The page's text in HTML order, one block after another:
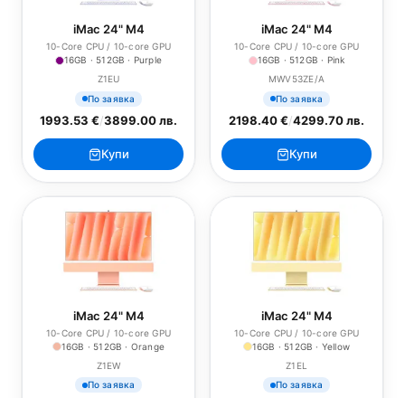
iMac 24" M4
10-Core CPU / 10-core GPU
16GB · 512GB · Purple
Z1EU
По заявка
1993.53 €/3899.00 лв.
Купи
iMac 24" M4
10-Core CPU / 10-core GPU
16GB · 512GB · Pink
MWV53ZE/A
По заявка
2198.40 €/4299.70 лв.
Купи
iMac 24" M4
10-Core CPU / 10-core GPU
16GB · 512GB · Orange
Z1EW
По заявка
iMac 24" M4
10-Core CPU / 10-core GPU
16GB · 512GB · Yellow
Z1EL
По заявка